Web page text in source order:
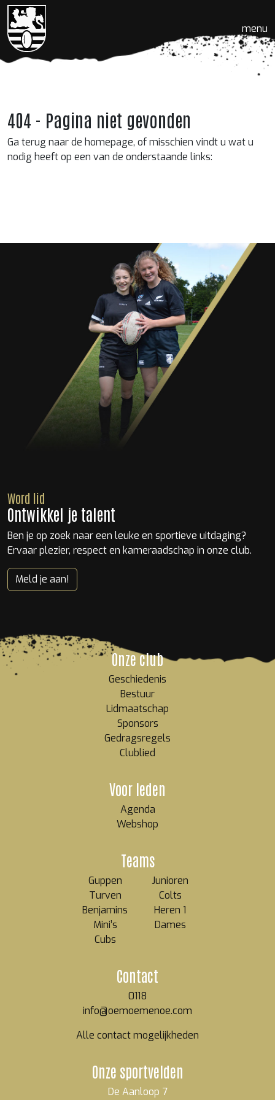
menu
404 - Pagina niet gevonden
Ga terug naar de homepage, of misschien vindt u wat u
nodig heeft op een van de onderstaande links:
Word lid
Ontwikkel je talent
Ben je op zoek naar een leuke en sportieve uitdaging?
Ervaar plezier, respect en kameraadschap in onze club.
Meld je aan!
Onze club
Geschiedenis
Bestuur
Lidmaatschap
Sponsors
Gedragsregels
Clublied
Teams
Guppen
Turven
Benjamins
Mini’s
Cubs
Junioren
Colts
Heren 1
Dames
Voor leden
Agenda
Webshop
Contact
0118
info@oemoemenoe.com
Alle contact mogelijkheden
Onze sportvelden
De Aanloop 7